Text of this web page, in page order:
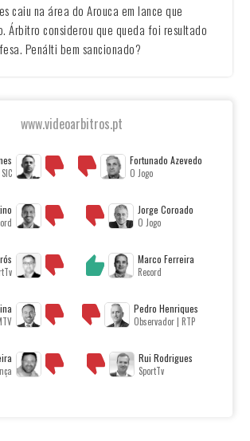
caiu na área do Arouca em lance que
Árbitro considerou que queda foi resultado
Penálti bem sancionado?
www.videoarbitros.pt
Fortunado Azevedo
O Jogo
Jorge Coroado
O Jogo
Marco Ferreira
Record
Pedro Henriques
Observador | RTP
Rui Rodrigues
SportTv